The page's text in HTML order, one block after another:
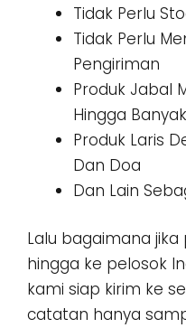
Tidak Perlu
Tidak Perlu
Pengiriman
Produk Jabal
Hingga
Produk Laris
Dan Doa
Dan Lain
Lalu bagaimana
hingga ke pelosok
kami siap kirim ke
catatan hanya